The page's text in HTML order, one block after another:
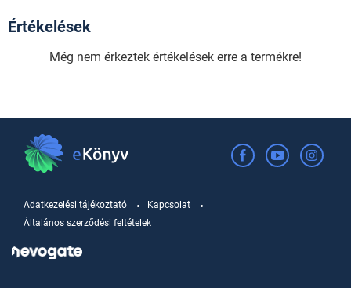
Értékelések
Még nem érkeztek értékelések erre a termékre!
Adatkezelési tájékoztató
Kapcsolat
Általános szerződési feltételek